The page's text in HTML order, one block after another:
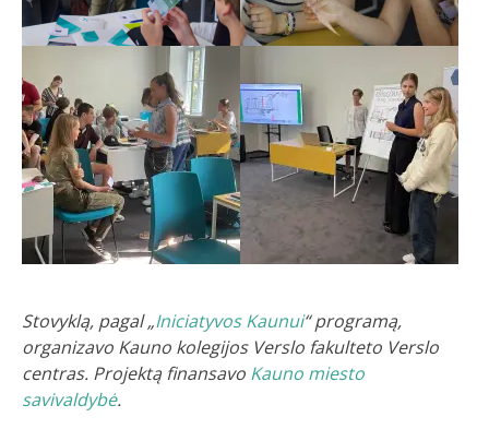
Stovyklą, pagal „Iniciatyvos Kaunui“ programą,
organizavo Kauno kolegijos Verslo fakulteto Verslo
centras. Projektą finansavo Kauno miesto
savivaldybė.